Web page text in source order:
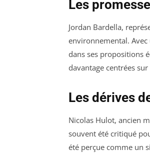
Les
Jordan Bardella,
environnemental.
dans ses propositions
davantage centrées
Les dérives
Nicolas Hulot, ancien
souvent été critiqué
été perçue comme un